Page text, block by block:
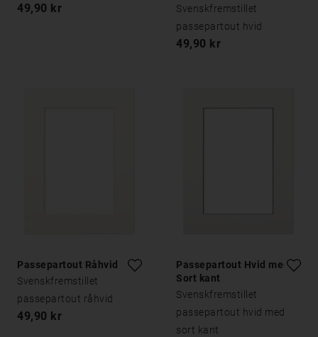
49,90 kr
Svenskfremstillet
passepartout hvid
49,90 kr
Passepartout Råhvid
Svenskfremstillet
passepartout råhvid
49,90 kr
Passepartout Hvid med
Sort kant
Svenskfremstillet
passepartout hvid med
sort kant